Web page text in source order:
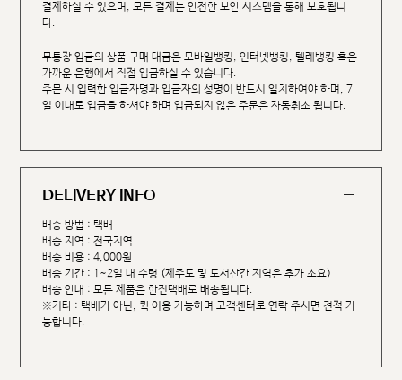
결제하실 수 있으며, 모든 결제는 안전한 보안 시스템을 통해 보호됩니
다.
무통장 입금의 상품 구매 대금은 모바일뱅킹, 인터넷뱅킹, 텔레뱅킹 혹은
가까운 은행에서 직접 입금하실 수 있습니다.
주문 시 입력한 입금자명과 입금자의 성명이 반드시 일치하여야 하며, 7
일 이내로 입금을 하셔야 하며 입금되지 않은 주문은 자동취소 됩니다.
DELIVERY INFO
배송 방법 : 택배
배송 지역 : 전국지역
배송 비용 : 4,000원
배송 기간 : 1~2일 내 수령 (제주도 및 도서산간 지역은 추가 소요)
배송 안내 : 모든 제품은 한진택배로 배송됩니다.
※기타 : 택배가 아닌, 퀵 이용 가능하며 고객센터로 연락 주시면 견적 가
능합니다.